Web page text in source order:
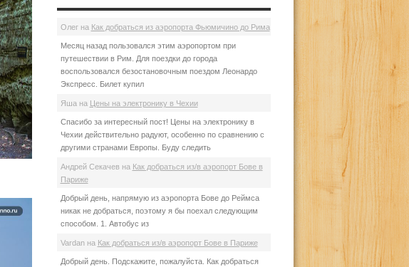
Олегна Как добраться из аэропорта Фьюмичино до Рима
Месяц назад пользовался этим аэропортом при
путешествии в Рим. Для поездки до города
воспользовался безостановочным поездом Леонардо
Экспресс. Билет купил
Яша на Цены на электронику в Чехии
Спасибо за интересный пост! Цены на электронику в
Чехии действительно радуют, особенно по сравнению с
другими странами Европы. Буду следить
Андрей Секачев на Как добраться из/в аэропорт Бове в
Париже
Добрый день, напрямую из аэропорта Бове до Реймса
никак не добраться, поэтому я бы поехал следующим
способом. 1. Автобус из
Vardanна Как добраться из/в аэропорт Бове в Париже
Добрый день. Подскажите, пожалуйста. Как добраться